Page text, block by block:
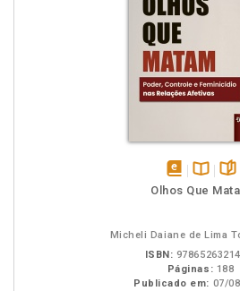
disponível
Olhos Que
Micheli Daiane de Lima
ISBN:
Páginas: 188
Publicado em: 07/